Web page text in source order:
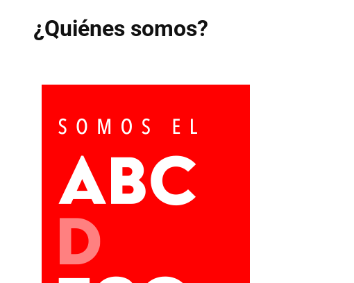
¿Quiénes somos?